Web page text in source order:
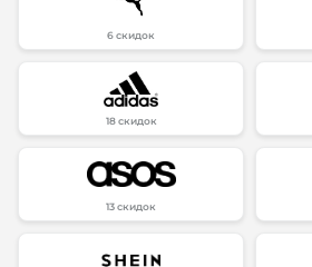
6 скидок
18 скидок
13 скидок